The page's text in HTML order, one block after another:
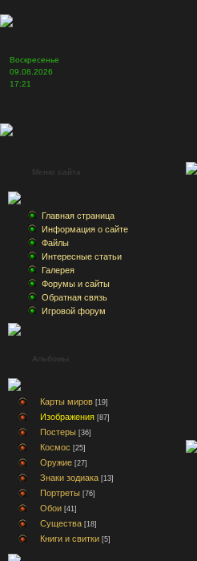
Воскресенье
09.08.2026
17:21
Меню сайта
Главная страница
Информация о сайте
Файлы
Интересные статьи
Галерея
Форумы и сайты
Обратная связь
Игровой форум
Альбомы
Карты миров [19]
Изображения [87]
Постеры [36]
Космос [25]
Оружие [27]
Знаки зодиака [13]
Портреты [76]
Обои [41]
Существа [18]
Книги и свитки [5]